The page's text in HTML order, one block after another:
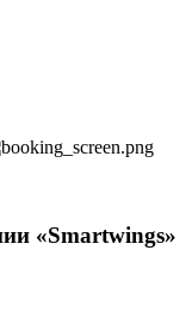
«Smartwings»